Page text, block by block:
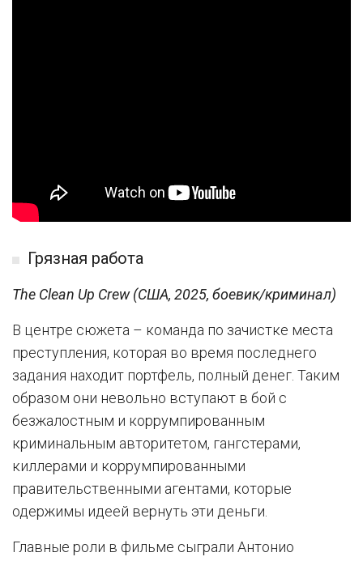
Грязная работа
The Clean Up Crew (США, 2025, боевик/криминал)
В центре сюжета – команда по зачистке места
преступления, которая во время последнего
задания находит портфель, полный денег. Таким
образом они невольно вступают в бой с
безжалостным и коррумпированным
криминальным авторитетом, гангстерами,
киллерами и коррумпированными
правительственными агентами, которые
одержимы идеей вернуть эти деньги.
Главные роли в фильме сыграли Антонио